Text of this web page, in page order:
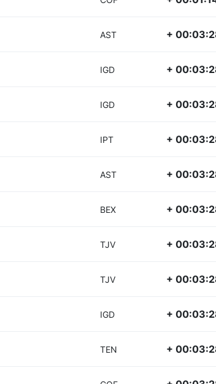
AST +
IGD +
IGD +
IPT +
AST +
BEX +
TJV +
TJV +
IGD +
TEN +